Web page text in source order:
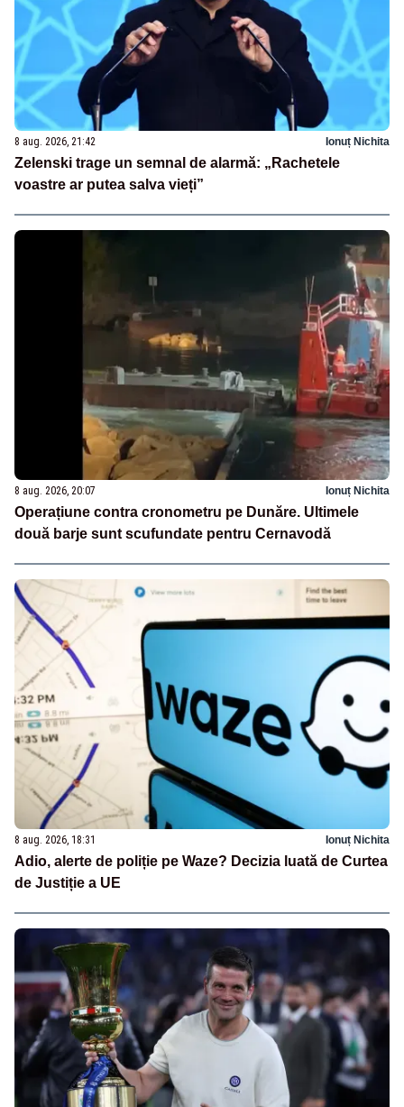
8 aug. 2026, 21:42 Ionuț Nichita
Zelenski trage un semnal de alarmă: „Rachetele
voastre ar putea salva vieți”
8 aug. 2026, 20:07 Ionuț Nichita
Operațiune contra cronometru pe Dunăre. Ultimele
două barje sunt scufundate pentru Cernavodă
8 aug. 2026, 18:31 Ionuț Nichita
Adio, alerte de poliție pe Waze? Decizia luată de Curtea
de Justiție a UE